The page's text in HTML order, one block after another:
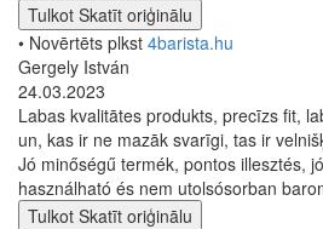
Tulkot Skatīt oriģinālu
• Novērtēts plkst 4barista.hu
Gergely István
24.03.2023
Labas kvalitātes produkts, precīzs fit,
un, kas ir ne mazāk svarīgi, tas ir
Jó minőségű termék, pontos illesztés,
használható és nem utolsósorban
Tulkot Skatīt oriģinālu